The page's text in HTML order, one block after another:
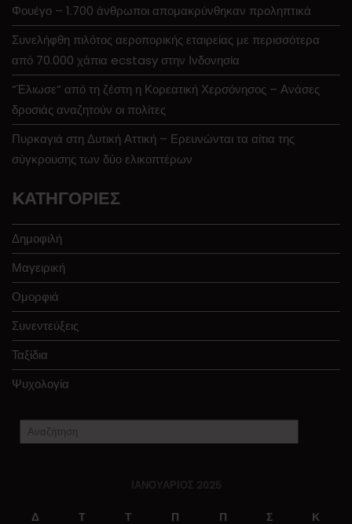
Φουέγο – 1.700 άνθρωποι απομακρύνθηκαν προληπτικά
Συνελήφθη πιλότος αεροπορικής εταιρείας με περισσότερα
από 70.000 χάπια ecstasy στην Ινδονησία
“Έλιωσε” από τη ζέστη η Κορεατική Χερσόνησος – Ανάσες
δροσιάς αναζητούν οι πολίτες
Πυρκαγιά στη Δυτική Αττική – Ερευνώνται τα αίτια της
σύγκρουσης των δύο ελικοπτέρων
KΑΤΗΓΟΡΊΕΣ
Δημοφιλή
Μαγειρική
Ομορφιά
Συνεντεύξεις
Ταξίδια
Ψυχολογία
ΙΑΝΟΥΆΡΙΟΣ 2025
Δ Τ Τ Π Π Σ Κ